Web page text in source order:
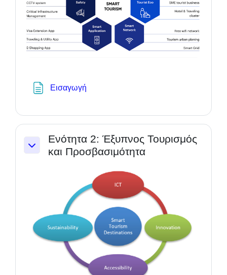
Εισαγωγή
Einklappen
Ενότητα 2: Έξυπνος Τουρισμός
και Προσβασιμότητα